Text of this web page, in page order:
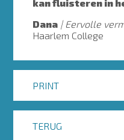
kan fluisteren in
Dana
Eervolle
Haarlem College
PRINT
TERUG